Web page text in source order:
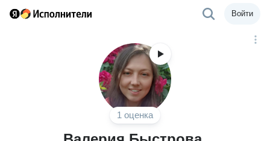
Войти
1 оценка